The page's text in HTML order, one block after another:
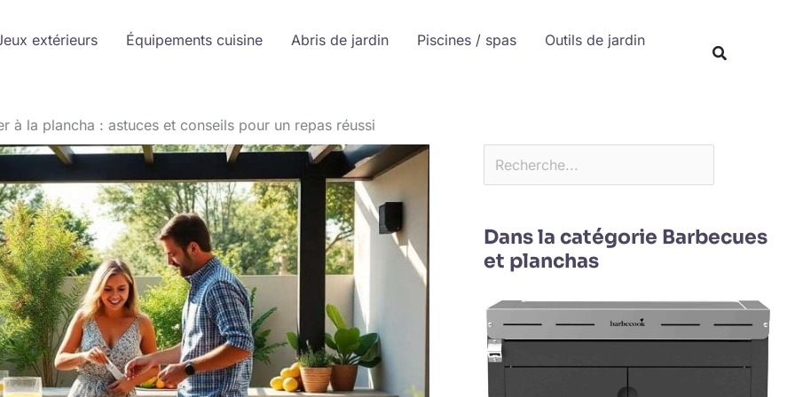
extérieurs Équipements cuisine Abris de jardin Piscines / spas
Outils de jardin
à la plancha : astuces et conseils pour un repas réussi
Dans la catégorie Barbecues
et planchas